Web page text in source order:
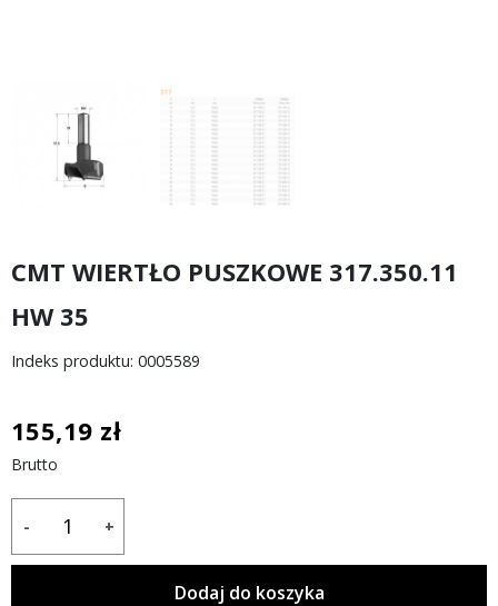
CMT WIERTŁO PUSZKOWE 317.350.11
HW 35
Indeks produktu: 0005589
155,19 zł
Brutto
- +
Dodaj do koszyka